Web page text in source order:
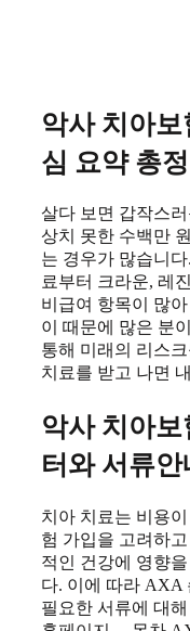
악사 치아
심 요약 총정
살다 보면 갑작스
상치 못한 수백만
는 경우가 많습니
료부터 크라운, 레
비급여 항목이 많
이 때문에 많은 분
통해 미래의 리스
치료를 받고 나면
악사 치아
터와 서류안
치아 치료는 비용
험 가입을 고려하
적인 건강에 영향
다. 이에 따라 AXA
필요한 서류에 대